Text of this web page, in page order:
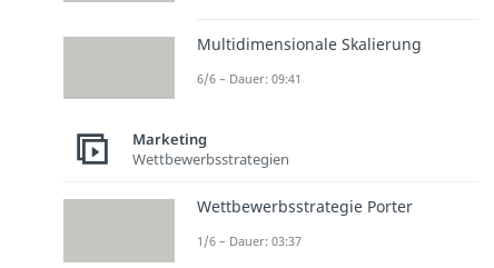
Multidimensionale Skalierung
6/6 – Dauer: 09:41
Marketing
Wettbewerbsstrategien
Wettbewerbsstrategie Porter
1/6 – Dauer: 03:37